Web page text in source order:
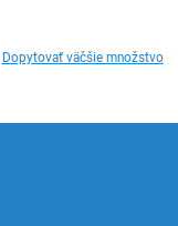
Dopytovať väčšie množstvo